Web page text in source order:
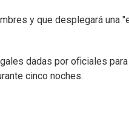
y que desplegará una
dadas por oficiales para
cinco noches.